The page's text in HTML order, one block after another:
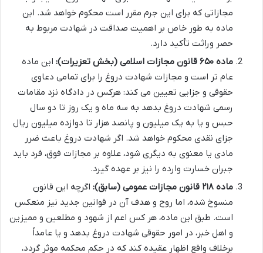
مجازاتی که برای اين جرم مقرر است محکوم خواهد شد. این
ماده به طور خاص بر اهمیت صداقت در شهادت مربوط به
حصر وراثت تأکید دارد.
ماده ۶۵۰ قانون مجازات اسلامی (بخش تعزیرات):
این ماده
عام تر است و مجازات شهادت دروغ را برای تمامی دعاوی
حقوقی و جزایی تعیین می کند: هرکس در دادگاه نزد مقامات
رسمی شهادت دروغ بدهد به سه ماه و یک روز تا دو سال
حبس و یا به یک میلیون و پانصد هزار تا دوازده میلیون ریال
جزای نقدی محکوم خواهد شد. اگر شهادت دروغ باعث ضرر
مادی یا معنوی به دیگری شود، علاوه بر مجازات فوق، فرد باید
جبران خسارت وارده را نیز بر عهده گیرد.
ماده ۲۱۸ قانون مجازات عمومی (سابق):
اگرچه این قانون
منسوخ شده، اما روح و هدف آن در قوانین جدید نیز منعکس
است. طبق این ماده، هر کس اعم از شهود و مطلعين و مميزين
و اهل خبر، در امور حقوقی شهادت دروغ بدهد و يا عامداً
برخلاف واقع اظهار عقيده کند که در حکم محکمه موثر گردد،